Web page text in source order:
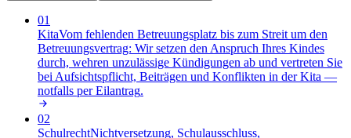
01
KitaVom fehlenden Betreuungsplatz bis zum Streit um den
Betreuungsvertrag: Wir setzen den Anspruch Ihres Kindes
durch, wehren unzulässige Kündigungen ab und vertreten Sie
bei Aufsichtspflicht, Beiträgen und Konflikten in der Kita —
notfalls per Eilantrag.
02
SchulrechtNichtversetzung, Schulausschluss,